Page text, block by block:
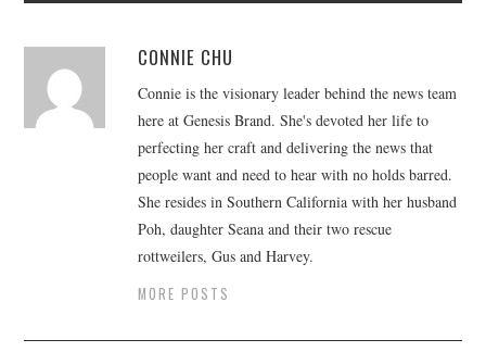
CONNIE CHU
Connie is the visionary leader behind the news team
here at Genesis Brand. She's devoted her life to
perfecting her craft and delivering the news that
people want and need to hear with no holds barred.
She resides in Southern California with her husband
Poh, daughter Seana and their two rescue
rottweilers, Gus and Harvey.
MORE POSTS